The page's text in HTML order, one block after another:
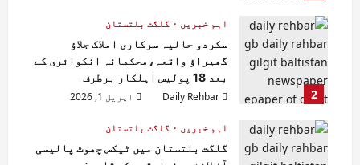
2
اہم خبریں
گلگت بلتستان
سکردو حالیہ سرکاری املاک جلاؤ
گھیراؤ واقعہ،محکمانہ انکوائری کے
بعد 18 پولیس اہلکار برطرف
Daily Rehbar
اپریل 1, 2026
اہم خبریں
گلگت بلتستان
گلگت بلتستان میں ٹیکس چھوٹ پالیسی